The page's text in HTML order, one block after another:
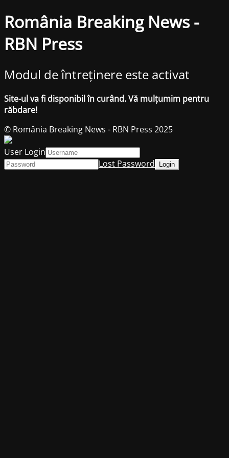
România Breaking News -
RBN Press
Modul de întreținere este activat
Site-ul va fi disponibil în curând. Vă mulțumim pentru
răbdare!
© România Breaking News - RBN Press 2025
User Login
Lost Password